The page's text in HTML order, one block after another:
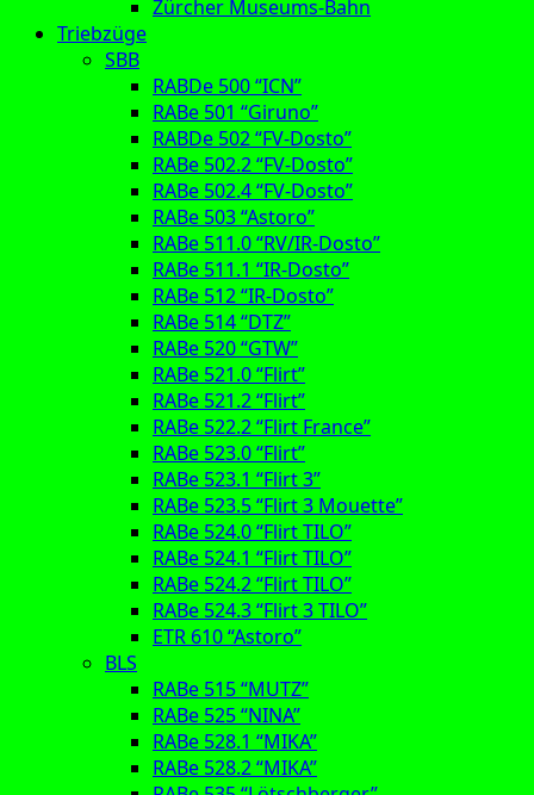
Zürcher Museums-Bahn
Triebzüge
SBB
RABDe 500 “ICN”
RABe 501 “Giruno”
RABDe 502 “FV-Dosto”
RABe 502.2 “FV-Dosto”
RABe 502.4 “FV-Dosto”
RABe 503 “Astoro”
RABe 511.0 “RV/IR-Dosto”
RABe 511.1 “IR-Dosto”
RABe 512 “IR-Dosto”
RABe 514 “DTZ”
RABe 520 “GTW”
RABe 521.0 “Flirt”
RABe 521.2 “Flirt”
RABe 522.2 “Flirt France”
RABe 523.0 “Flirt”
RABe 523.1 “Flirt 3”
RABe 523.5 “Flirt 3 Mouette”
RABe 524.0 “Flirt TILO”
RABe 524.1 “Flirt TILO”
RABe 524.2 “Flirt TILO”
RABe 524.3 “Flirt 3 TILO”
ETR 610 “Astoro”
BLS
RABe 515 “MUTZ”
RABe 525 “NINA”
RABe 528.1 “MIKA”
RABe 528.2 “MIKA”